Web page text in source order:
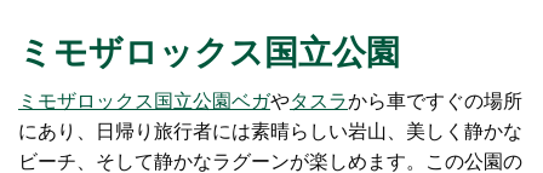
ミモザロックス国立公園
ミモザロックス国立公園ベガやタスラから車ですぐの場所
にあり、日帰り旅行者には素晴らしい岩山、美しく静かな
ビーチ、そして静かなラグーンが楽しめます。この公園の